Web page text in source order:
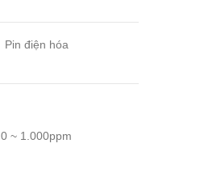
Pin điện hóa
0 ~ 1.000ppm